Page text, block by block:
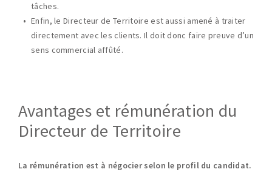
tâches.
Enfin, le Directeur de Territoire est aussi amené à traiter
directement avec les clients. Il doit donc faire preuve d’un
sens commercial affûté.
Avantages et rémunération du
Directeur de Territoire
La rémunération est à négocier selon le profil du candidat.